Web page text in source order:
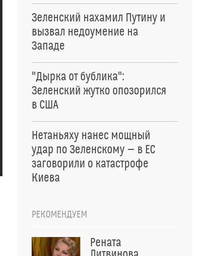
Зеленский нахамил Путину и
вызвал недоумение на
Западе
"Дырка от бублика":
Зеленский жутко опозорился
в США
Нетаньяху нанес мощный
удар по Зеленскому — в ЕС
заговорили о катастрофе
Киева
РЕКОМЕНДУЕМ
Рената